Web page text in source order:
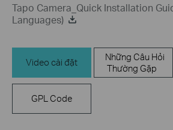
Tapo Camera_Quick Installation
Languages)
Video cài đặt
Những Câu Hỏi
Thường Gặp
GPL Code